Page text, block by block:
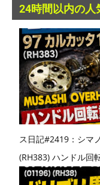
24時間以内の人
ス日記#2419：シマ
(RH383) ハンドル回